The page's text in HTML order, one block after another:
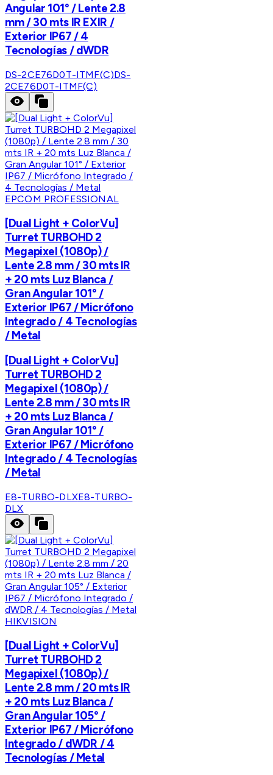
Angular 101° / Lente 2.8
mm / 30 mts IR EXIR /
Exterior IP67 / 4
Tecnologías / dWDR
DS-2CE76D0T-ITMF(C)DS-
2CE76D0T-ITMF(C)
EPCOM PROFESSIONAL
[Dual Light + ColorVu]
Turret TURBOHD 2
Megapixel (1080p) /
Lente 2.8 mm / 30 mts IR
+ 20 mts Luz Blanca /
Gran Angular 101° /
Exterior IP67 / Micrófono
Integrado / 4 Tecnologías
/ Metal
[Dual Light + ColorVu]
Turret TURBOHD 2
Megapixel (1080p) /
Lente 2.8 mm / 30 mts IR
+ 20 mts Luz Blanca /
Gran Angular 101° /
Exterior IP67 / Micrófono
Integrado / 4 Tecnologías
/ Metal
E8-TURBO-DLXE8-TURBO-
DLX
HIKVISION
[Dual Light + ColorVu]
Turret TURBOHD 2
Megapixel (1080p) /
Lente 2.8 mm / 20 mts IR
+ 20 mts Luz Blanca /
Gran Angular 105° /
Exterior IP67 / Micrófono
Integrado / dWDR / 4
Tecnologías / Metal